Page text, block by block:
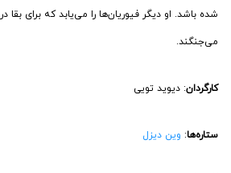
شده باشد. او دیگر فیوریان‌ها را می‌یابد که برای بقا
می‌جنگند.
کارگردان: دیوید تویی
ستاره‌ها: وین دیزل